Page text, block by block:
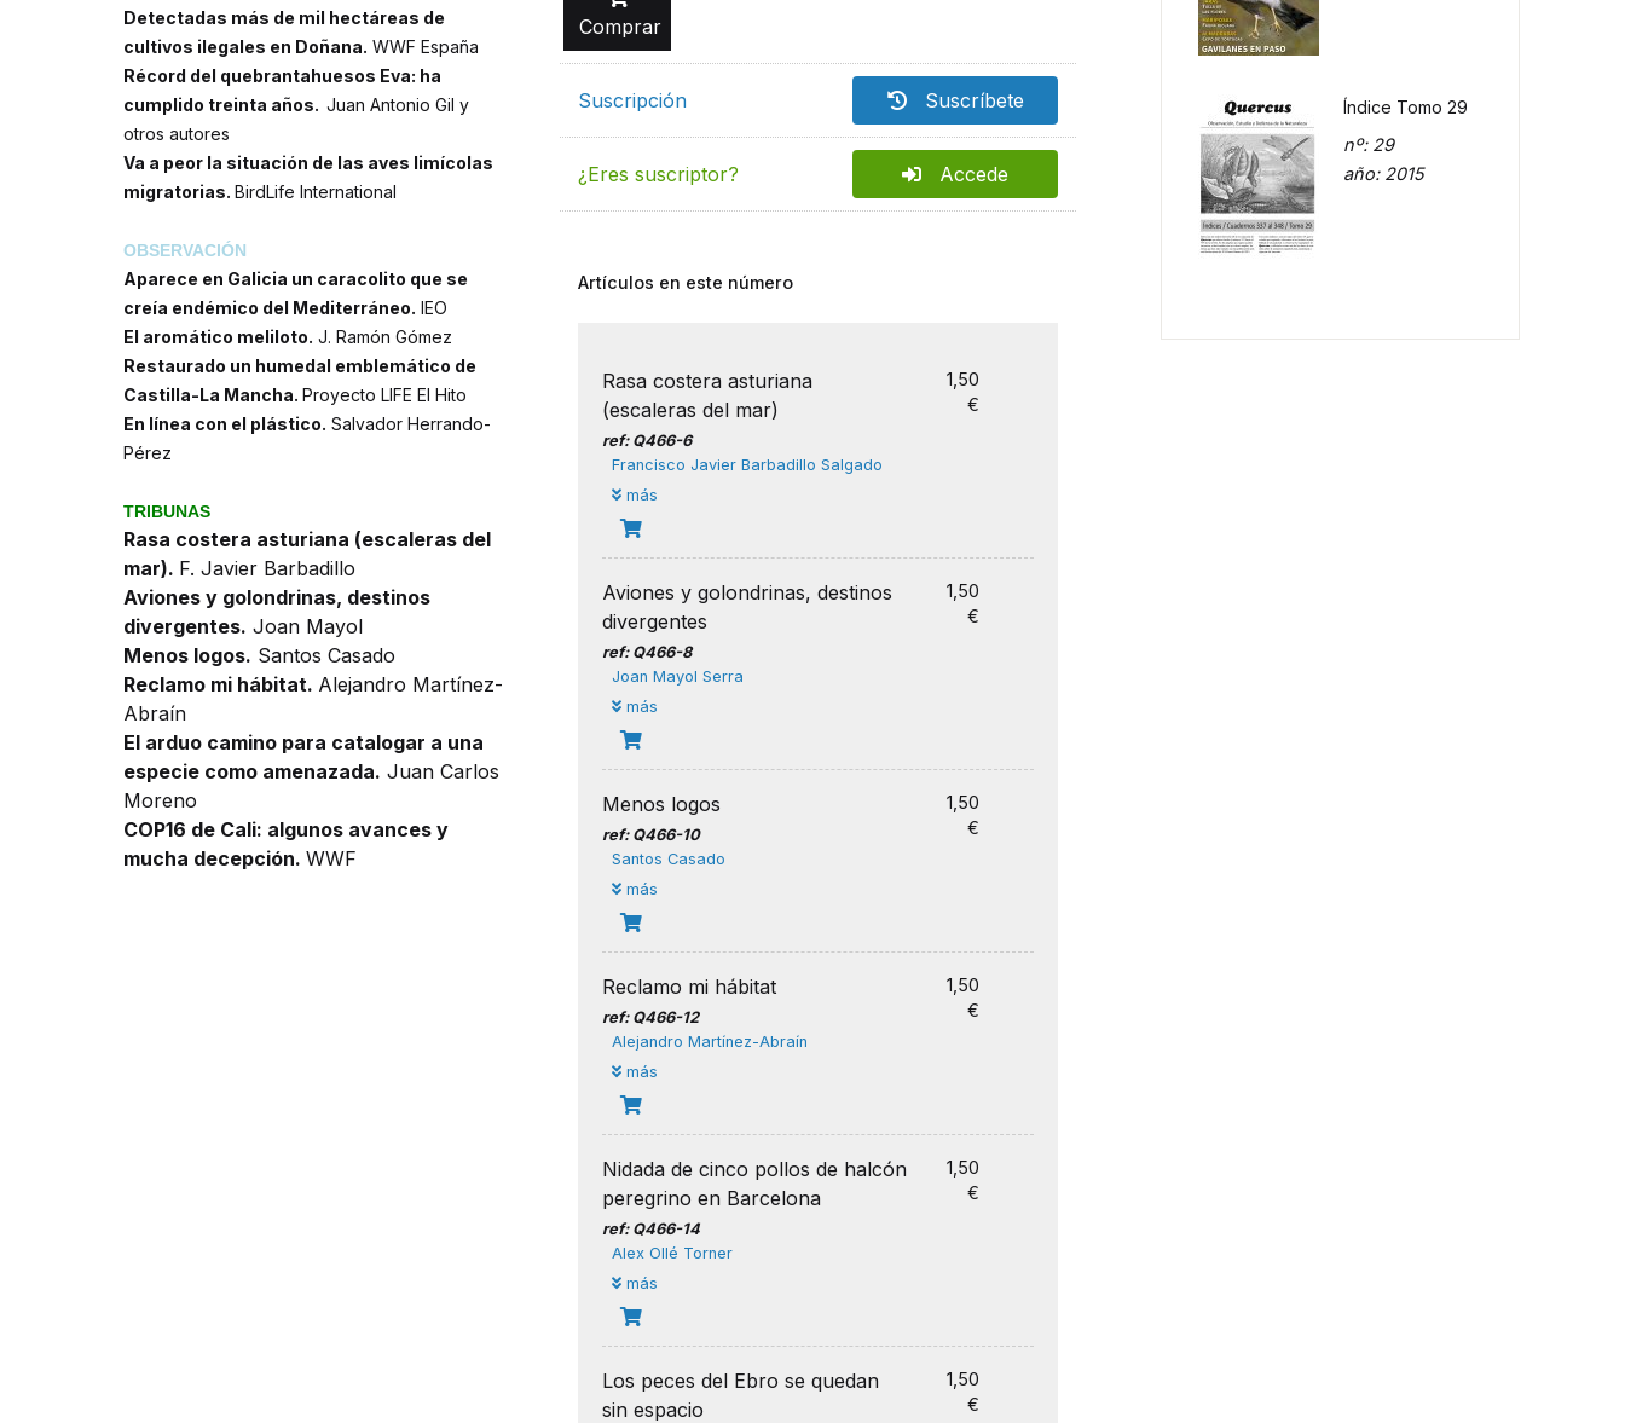
Detectadas más de mil hectáreas de
cultivos ilegales en Doñana. WWF España
Récord del quebrantahuesos Eva: ha
cumplido treinta años. Juan Antonio Gil y
otros autores
Va a peor la situación de las aves limícolas
migratorias. BirdLife International
OBSERVACIÓN
Aparece en Galicia un caracolito que se
creía endémico del Mediterráneo. IEO
El aromático meliloto. J. Ramón Gómez
Restaurado un humedal emblemático de
Castilla-La Mancha. Proyecto LIFE El Hito
En línea con el plástico. Salvador Herrando-
Pérez
TRIBUNAS
Rasa costera asturiana (escaleras del
mar). F. Javier Barbadillo
Aviones y golondrinas, destinos
divergentes. Joan Mayol
Menos logos. Santos Casado
Reclamo mi hábitat. Alejandro Martínez-
Abraín
El arduo camino para catalogar a una
especie como amenazada. Juan Carlos
Moreno
COP16 de Cali: algunos avances y
mucha decepción. WWF
Comprar
Suscripción Suscríbete
¿Eres suscriptor? Accede
Artículos en este número
Rasa costera asturiana
(escaleras del mar)
ref: Q466-6
Francisco Javier Barbadillo Salgado
más
1,50
€
Aviones y golondrinas, destinos
divergentes
ref: Q466-8
Joan Mayol Serra
más
1,50
€
Menos logos
ref: Q466-10
Santos Casado
más
1,50
€
Reclamo mi hábitat
ref: Q466-12
Alejandro Martínez-Abraín
más
1,50
€
Nidada de cinco pollos de halcón
peregrino en Barcelona
ref: Q466-14
Alex Ollé Torner
más
1,50
€
Los peces del Ebro se quedan
sin espacio
1,50
€
Índice Tomo 29
nº: 29
año: 2015